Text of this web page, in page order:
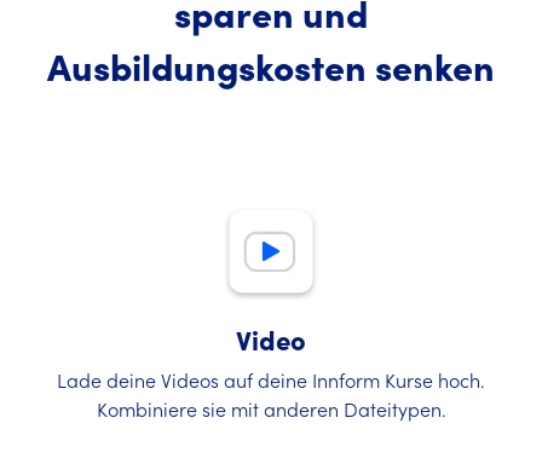
sparen und
Ausbildungskosten senken
Video
Lade deine Videos auf deine Innform Kurse hoch.
Kombiniere sie mit anderen Dateitypen.